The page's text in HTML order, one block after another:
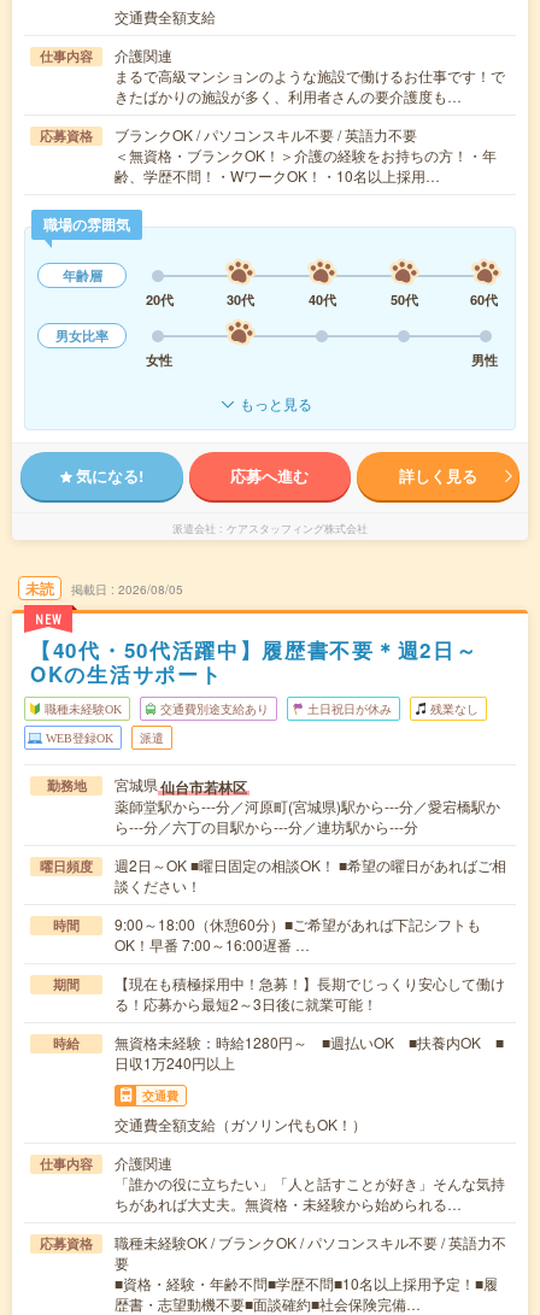
交通費全額支給
仕事内容
介護関連
まるで高級マンションのような施設で働けるお仕事です！で
きたばかりの施設が多く、利用者さんの要介護度も…
応募資格
ブランクOK / パソコンスキル不要 / 英語力不要
＜無資格・ブランクOK！＞介護の経験をお持ちの方！・年
齢、学歴不問！・WワークOK！・10名以上採用…
職場の雰囲気
年齢層
20代
30代 40代 50代
60代
男女比率
女性
男性
もっと見る
気になる! 応募へ進む 詳しく見る
派遣会社 ケアスタッフィング株式会社
未読
NEW
掲載日 2026/08/05
【40代・50代活躍中】履歴書不要＊週2日～
OKの生活サポート
職種未経験OK 交通費別途支給あり 土日祝日が休み 残業なし
WEB登録OK 派遣
勤務地 宮城県仙台市若林区
薬師堂駅から---分／河原町(宮城県)駅から---分／愛宕橋駅か
ら---分／六丁の目駅から---分／連坊駅から---分
曜日頻度
週2日～OK ■曜日固定の相談OK！ ■希望の曜日があればご相
談ください！
時間
9:00～18:00（休憩60分）■ご希望があれば下記シフトも
OK！早番 7:00～16:00遅番 …
期間
【現在も積極採用中！急募！】長期でじっくり安心して働け
る！応募から最短2～3日後に就業可能！
時給
無資格未経験：時給1280円～ ■週払いOK ■扶養内OK ■
日収1万240円以上
交通費
交通費全額支給（ガソリン代もOK！）
仕事内容
介護関連
「誰かの役に立ちたい」「人と話すことが好き」そんな気持
ちがあれば大丈夫。無資格・未経験から始められる…
応募資格
職種未経験OK / ブランクOK / パソコンスキル不要 / 英語力不
要
■資格・経験・年齢不問■学歴不問■10名以上採用予定！■履
歴書・志望動機不要■面談確約■社会保険完備…